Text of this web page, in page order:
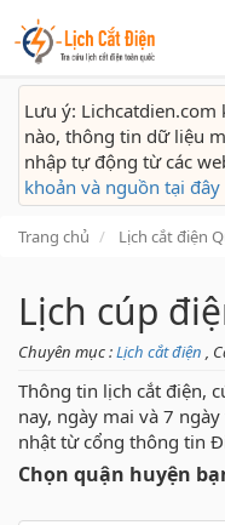
Lưu ý:
nào, thông tin dữ liệu
nhập tự động từ các
khoản và nguồn tại đây
Trang chủ Lịch cắt điện
Lịch cúp
Chuyên mục :Lịch cắt điện ,
Thông tin lịch cắt điện,
nay, ngày mai và 7
nhật từ cổng thông tin
Chọn quận huyện